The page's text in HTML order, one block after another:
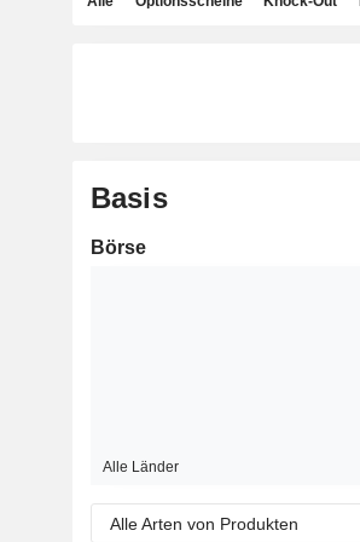
Basis
Börse
Alle Länder
Alle Arten von Produkten